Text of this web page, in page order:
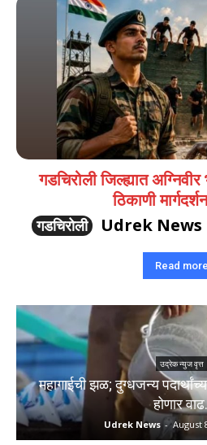
गडचिरोली जिल्ह्यात
ठिकाणी
गडचिरोली
Udrek News
Read more
उद्रेक न्युज वृत्त
महागाईची झळ; दुग्धजन्य
होणार
Udrek News - August